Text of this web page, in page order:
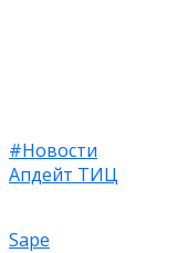
#Новости
Апдейт ТИЦ
Sape